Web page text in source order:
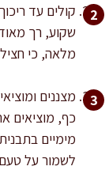
שקוע, רך
מלאה, כי
כף, מוציאים
מימיים
לשמור על